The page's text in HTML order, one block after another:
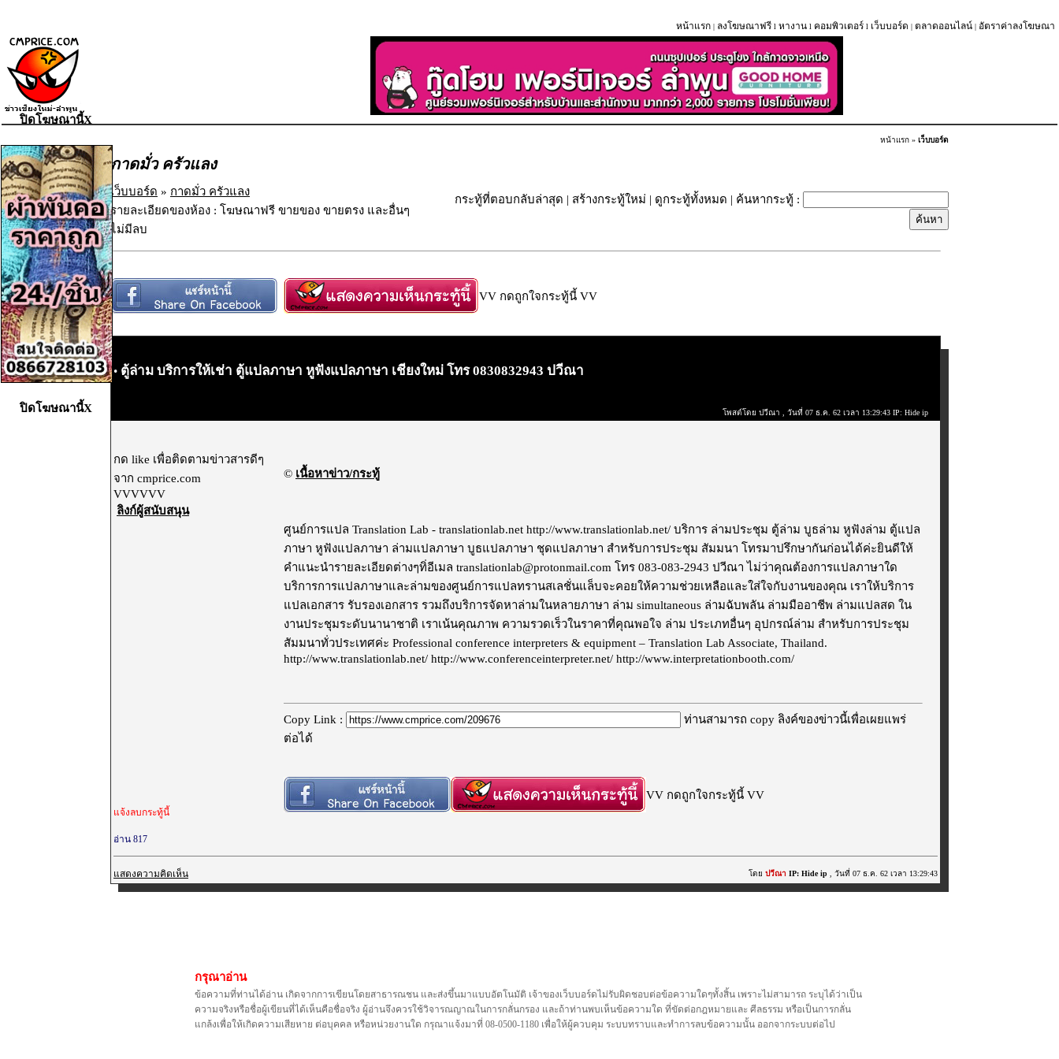
หน้าแรก | ลงโฆษณาฟรี l หางาน l คอมพิวเตอร์ l เว็บบอร์ด | ตลาดออนไลน์ | อัตราค่าลงโฆษณา
หน้าแรก » เว็บบอร์ด
กาดมั่ว ครัวแลง
เว็บบอร์ด » กาดมั่ว ครัวแลง
รายละเอียดของห้อง : โฆษณาฟรี ขายของ ขายตรง และอื่นๆ
ไม่มีลบ
กระทู้ที่ตอบกลับล่าสุด | สร้างกระทู้ใหม่ | ดูกระทู้ทั้งหมด | ค้นหากระทู้ :
VV กดถูกใจกระทู้นี้ VV
• ตู้ล่าม บริการให้เช่า ตู้แปลภาษา หูฟังแปลภาษา เชียงใหม่ โทร 0830832943 ปวีณา
โพสต์โดย ปวีณา , วันที่ 07 ธ.ค. 62 เวลา 13:29:43 IP: Hide ip
กด like เพื่อติดตามข่าวสารดีๆ
จาก cmprice.com
VVVVVV
ลิงก์ผู้สนับสนุน
© เนื้อหาข่าว/กระทู้
ศูนย์การแปล Translation Lab - translationlab.net http://www.translationlab.net/ บริการ ล่ามประชุม ตู้ล่าม บูธล่าม หูฟังล่าม ตู้แปล
ภาษา หูฟังแปลภาษา ล่ามแปลภาษา บูธแปลภาษา ชุดแปลภาษา สำหรับการประชุม สัมมนา โทรมาปรึกษากันก่อนได้ค่ะยินดีให้
คำแนะนำรายละเอียดต่างๆทิ่อีเมล translationlab@protonmail.com โทร 083-083-2943 ปวีณา ไม่ว่าคุณต้องการแปลภาษาใด
บริการการแปลภาษาและล่ามของศูนย์การแปลทรานสเลชั่นแล็บจะคอยให้ความช่วยเหลือและใส่ใจกับงานของคุณ เราให้บริการ
แปลเอกสาร รับรองเอกสาร รวมถึงบริการจัดหาล่ามในหลายภาษา ล่าม simultaneous ล่ามฉับพลัน ล่ามมืออาชีพ ล่ามแปลสด ใน
งานประชุมระดับนานาชาติ เราเน้นคุณภาพ ความรวดเร็วในราคาที่คุณพอใจ ล่าม ประเภทอื่นๆ อุปกรณ์ล่าม สำหรับการประชุม
สัมมนาทั่วประเทศค่ะ Professional conference interpreters & equipment – Translation Lab Associate, Thailand.
http://www.translationlab.net/ http://www.conferenceinterpreter.net/ http://www.interpretationbooth.com/
Copy Link :
ท่านสามารถ copy ลิงค์ของข่าวนี้เพื่อเผยแพร่
ต่อได้
VV กดถูกใจกระทู้นี้ VV
แจ้งลบกระทู้นี้
อ่าน 817
แสดงความคิดเห็น โดย ปวีณา IP: Hide ip , วันที่ 07 ธ.ค. 62 เวลา 13:29:43
กรุณาอ่าน
ข้อความที่ท่านได้อ่าน เกิดจากการเขียนโดยสาธารณชน และส่งขึ้นมาแบบอัตโนมัติ เจ้าของเว็บบอร์ดไม่รับผิดชอบต่อข้อความใดๆทั้งสิ้น เพราะไม่สามารถ ระบุได้ว่าเป็น
ความจริงหรือชื่อผู้เขียนที่ได้เห็นคือชื่อจริง ผู้อ่านจึงควรใช้วิจารณญาณในการกลั่นกรอง และถ้าท่านพบเห็นข้อความใด ที่ขัดต่อกฎหมายและ ศีลธรรม หรือเป็นการกลั่น
แกล้งเพื่อให้เกิดความเสียหาย ต่อบุคคล หรือหน่วยงานใด กรุณาแจ้งมาที่ 08-0500-1180 เพื่อให้ผู้ควบคุม ระบบทราบและทำการลบข้อความนั้น ออกจากระบบต่อไป
ปิดโฆษณานี้X
ปิดโฆษณานี้X